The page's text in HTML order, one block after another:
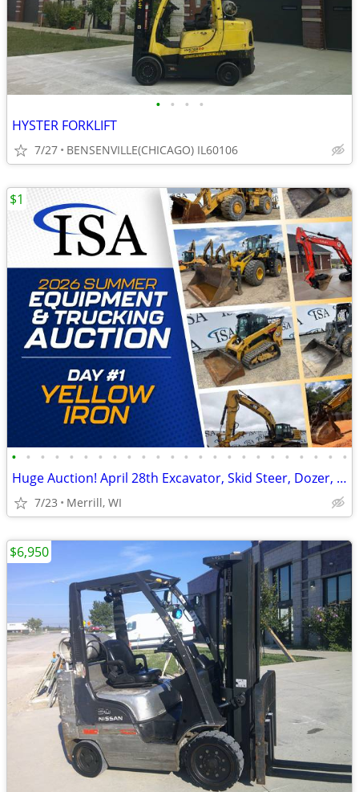
• • • •
HYSTER FORKLIFT
7/27 BENSENVILLE(CHICAGO) IL60106
• • • • • • • • • • • • • • • • • • • • • • • •
Huge Auction! April 28th Excavator, Skid Steer, Dozer, Pickup, Tractor
7/23 Merrill, WI
$1
$6,950